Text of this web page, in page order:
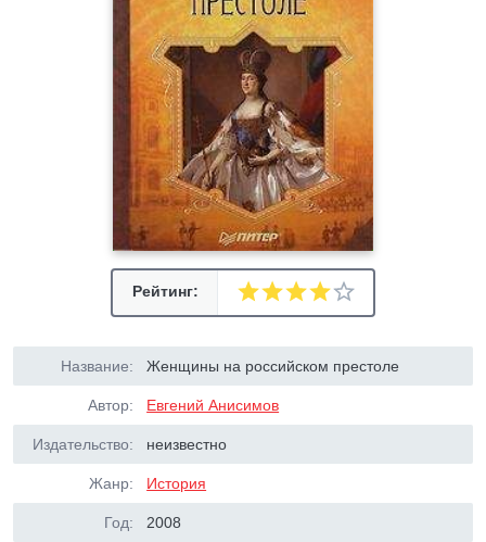
Рейтинг:
Название: Женщины на российском престоле
Автор: Евгений Анисимов
Издательство: неизвестно
Жанр: История
Год: 2008